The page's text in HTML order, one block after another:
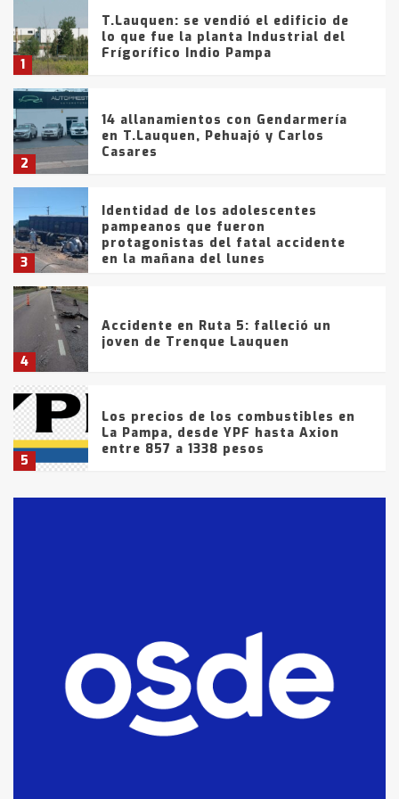
1
T.Lauquen: se vendió el edificio de
lo que fue la planta Industrial del
Frígorífico Indio Pampa
2
14 allanamientos con Gendarmería
en T.Lauquen, Pehuajó y Carlos
Casares
3
Identidad de los adolescentes
pampeanos que fueron
protagonistas del fatal accidente
en la mañana del lunes
4
Accidente en Ruta 5: falleció un
joven de Trenque Lauquen
5
Los precios de los combustibles en
La Pampa, desde YPF hasta Axion
entre 857 a 1338 pesos
fueron detenidos por
comercialización de drogas en la
tarde del sábado
T.Lauquen: se vendió el edificio de
lo que fue la planta Industrial del